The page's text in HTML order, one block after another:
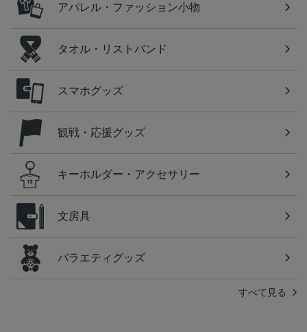
アパレル・ファッション小物
タオル・リストバンド
スマホグッズ
観戦・応援グッズ
キーホルダー・アクセサリー
文房具
バラエティグッズ
すべて見る